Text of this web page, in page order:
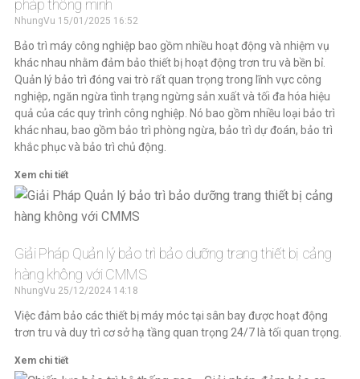
pháp thông minh
NhungVu 15/01/2025 16:52
Bảo trì máy công nghiệp bao gồm nhiều hoạt động và nhiệm vụ
khác nhau nhằm đảm bảo thiết bị hoạt động trơn tru và bền bỉ.
Quản lý bảo trì đóng vai trò rất quan trọng trong lĩnh vực công
nghiệp, ngăn ngừa tình trạng ngừng sản xuất và tối đa hóa hiệu
quả của các quy trình công nghiệp. Nó bao gồm nhiều loại bảo trì
khác nhau, bao gồm bảo trì phòng ngừa, bảo trì dự đoán, bảo trì
khắc phục và bảo trì chủ động.
Xem chi tiết
Giải Pháp Quản lý bảo trì bảo dưỡng trang thiết bị cảng
hàng không với CMMS
NhungVu 25/12/2024 14:18
Việc đảm bảo các thiết bị máy móc tại sân bay được hoạt động
trơn tru và duy trì cơ sở hạ tầng quan trọng 24/7 là tối quan trọng.
Xem chi tiết